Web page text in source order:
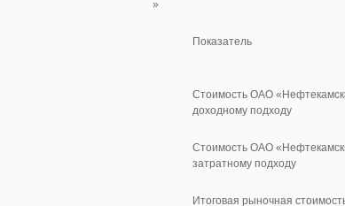
»
Показатель
Стоимость ОАО
доходному подходу
Стоимость ОАО
затратному подходу
Итоговая рыночная